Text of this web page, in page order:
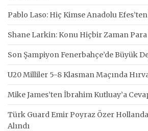
Pablo Laso: Hiç Kimse Anadolu
Shane Larkin: Konu Hiçbir Zaman
Son Şampiyon Fenerbahçe’de Büyük
U20 Milliler 5-8 Klasman Maçında
Mike James’ten İbrahim Kutluay’a
Türk Guard Emir Poyraz Özer Hollanda
Alındı